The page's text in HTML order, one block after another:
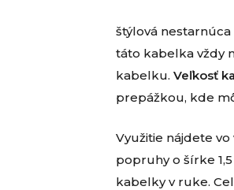
štýlová
táto kabelka vždy
kabelku. Veľkosť
prepážkou, kde
Využitie nájdete
popruhy o šírke
kabelky v ruke.